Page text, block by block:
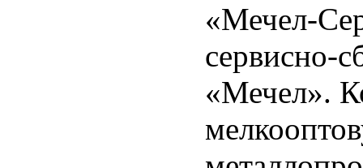
«Мечел-
сервисно-
«Мечел».